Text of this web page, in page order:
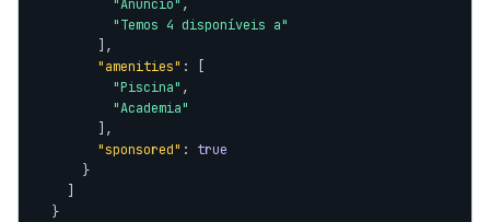
"Anuncio" ,
"Temos 4 disponíveis a"
        ],
"amenities" : [
"Piscina" ,
"Academia"
        ],
"sponsored" : true
      }
  }